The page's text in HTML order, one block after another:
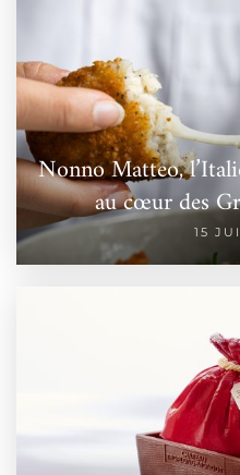
Nonno Matteo,
au cœur des
15